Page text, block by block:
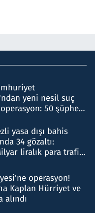
yeni nesil suç
50 şüpheli
yasa dışı bahis
34 gözaltı:
liralık para trafiği
operasyon!
Kaplan Hürriyet ve
alındı